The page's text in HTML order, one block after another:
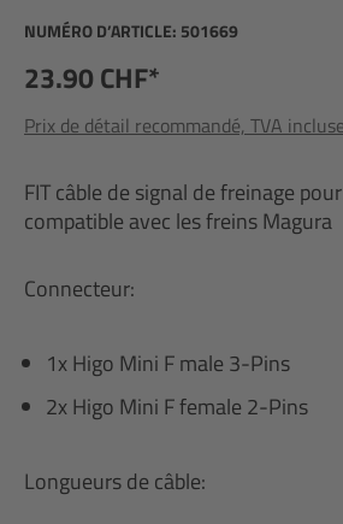
NUMÉRO D’ARTICLE: 501669
23.90 CHF*
Prix de détail recommandé, TVA
FIT câble de signal de freinage
compatible avec les freins Magura
Connecteur:
1x Higo Mini F male 3-Pins
2x Higo Mini F female 2-Pins
Longueurs de câble: